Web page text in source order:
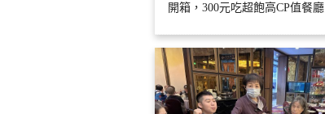
開箱，300元吃超飽高CP值餐廳